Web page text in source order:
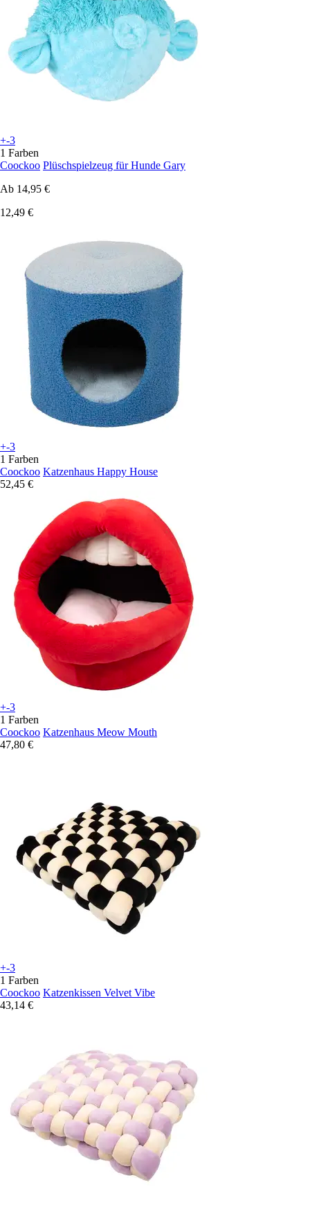
+-3
1 Farben
Coockoo Plüschspielzeug für Hunde Gary
Ab 14,95 €
12,49 €
+-3
1 Farben
Coockoo Katzenhaus Happy House
52,45 €
+-3
1 Farben
Coockoo Katzenhaus Meow Mouth
47,80 €
+-3
1 Farben
Coockoo Katzenkissen Velvet Vibe
43,14 €